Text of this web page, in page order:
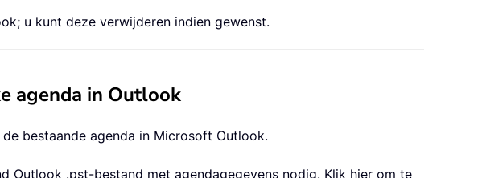
u kunt deze verwijderen indien gewenst.
agenda in Outlook
bestaande agenda in Microsoft Outlook.
Outlook .pst-bestand met agendagegevens nodig. Klik hier om te